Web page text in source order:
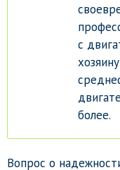
с
более.
Вопрос о